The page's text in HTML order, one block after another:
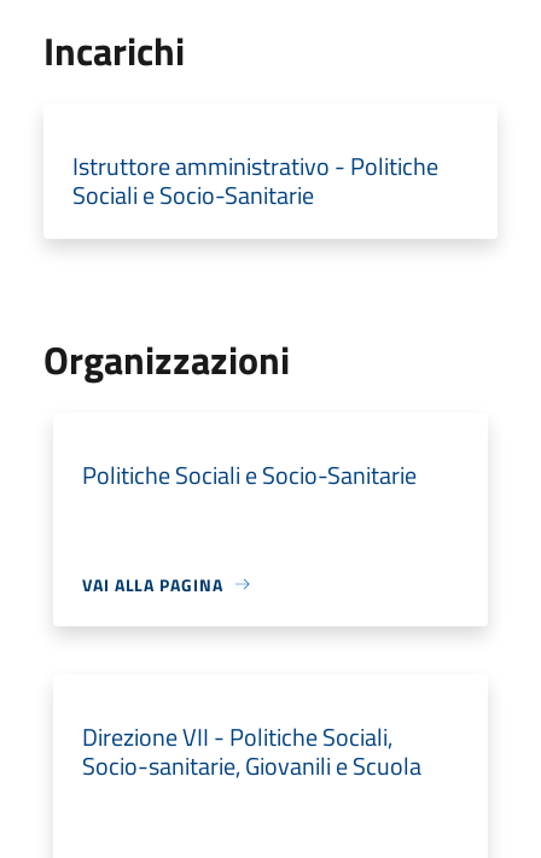
Incarichi
Istruttore amministrativo - Politiche
Sociali e Socio-Sanitarie
Organizzazioni
Politiche Sociali e Socio-Sanitarie
VAI ALLA PAGINA
Direzione VII - Politiche Sociali,
Socio-sanitarie, Giovanili e Scuola